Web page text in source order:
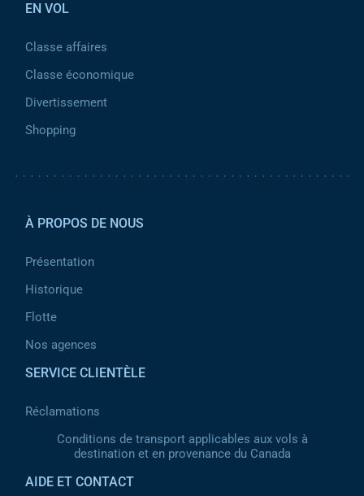
EN VOL
Classe affaires
Classe économique
Divertissement
Shopping
À PROPOS DE NOUS
Présentation
Historique
Flotte
Nos agences
SERVICE CLIENTÈLE
Réclamations
Conditions de transport applicables aux vols à
destination et en provenance du Canada
AIDE ET CONTACT